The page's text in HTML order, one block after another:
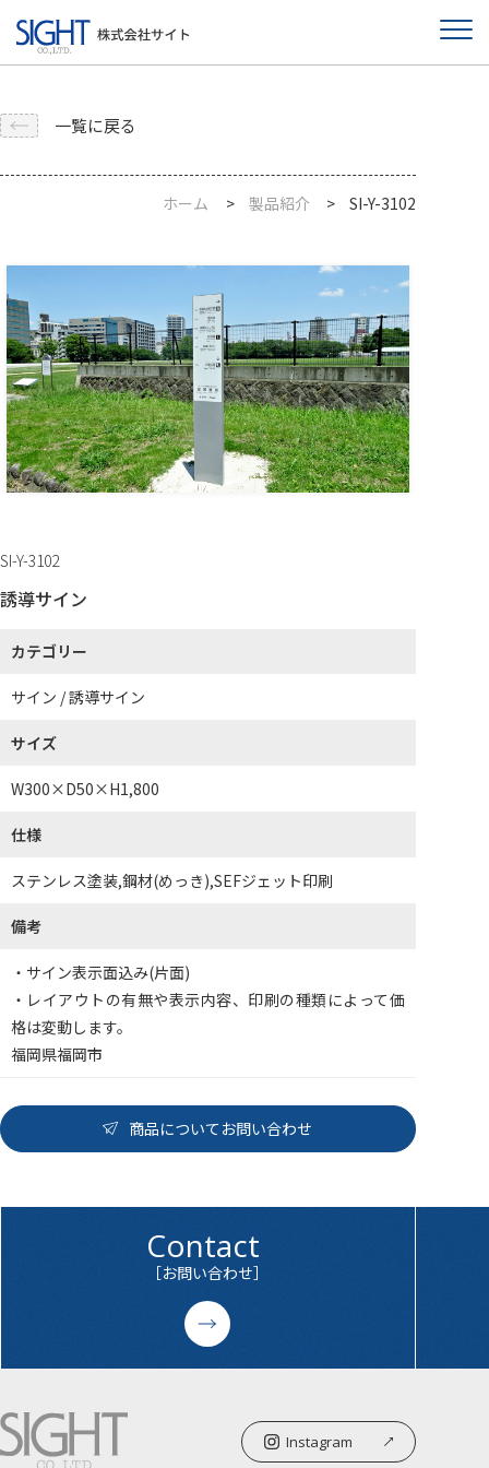
一覧に戻る
ホーム 製品紹介 SI-Y-3102
SI-Y-3102
誘導サイン
カテゴリー
サイン / 誘導サイン
サイズ
W300×D50×H1,800
仕様
ステンレス塗装,鋼材(めっき),SEFジェット印刷
備考
・サイン表示面込み(片面)
・レイアウトの有無や表示内容、印刷の種類によって価
格は変動します。
福岡県福岡市
商品についてお問い合わせ
Contact
［お問い合わせ］
Instagram